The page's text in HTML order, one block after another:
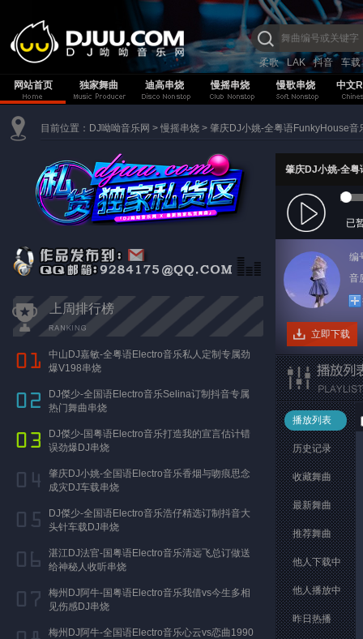
柔歌 LAK 抖音
车载
网站首页
独家舞曲 迪高串烧 慢摇串烧 慢歌串烧 中文
目前位置： DJ呦呦音乐网 > 慢摇串烧 > 肇庆DJ小姚-全粤语FunkyHouse
上周排行榜
中山DJ嘉敏-全粤语Electro音乐私人定制专属劲
爆V198串烧
DJ傑少-全国语Electro音乐Selina订制抖音专属
热门舞曲串烧
DJ傑少-国粤语Electro音乐打造我的宣言估计错
误劲爆DJ串烧
肇庆DJ小姚-全国语Electro音乐香烟与吻痕思念
成灾DJ车载串烧
DJ傑少-全国语Electro音乐浩仔精选订制抖音大
头针车载DJ串烧
湛江DJ法官-国粤语Electro音乐清远飞总订做送
给神秘人收听串烧
梅州DJ阿牛-国粤语Electro音乐我借vs今生多相
见伤感DJ串烧
梅州DJ阿牛-全国语Electro音乐心云vs恋曲1990
肇庆DJ小姚-全
已
编
音
立即下载
播放列表
历史记录
收藏舞曲
最新舞曲
推荐舞曲
他人下载中
他人播放中
昨日热播